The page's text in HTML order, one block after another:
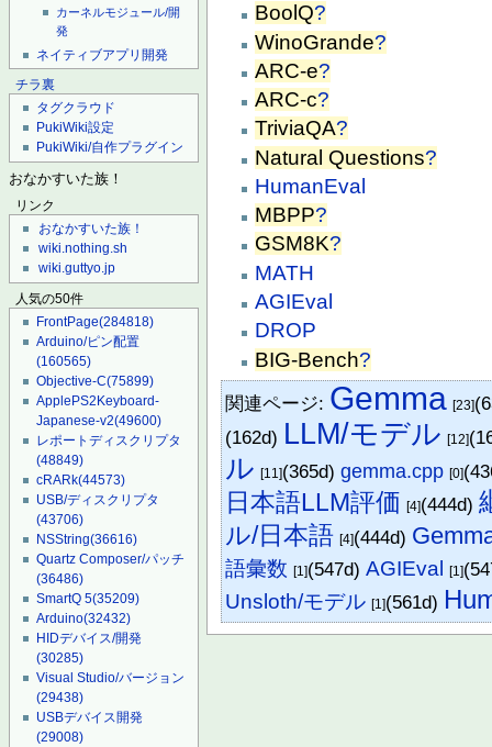
カーネルモジュール/開
発
ネイティブアプリ開発
チラ裏
タグクラウド
PukiWiki設定
PukiWiki/自作プラグイン
おなかすいた族！
リンク
おなかすいた族！
wiki.nothing.sh
wiki.guttyo.jp
人気の50件
FrontPage(284818)
Arduino/ピン配置
(160565)
Objective-C(75899)
ApplePS2Keyboard-
Japanese-v2(49600)
レポートディスクリプタ
(48849)
cRARk(44573)
USB/ディスクリプタ
(43706)
NSString(36616)
Quartz Composer/パッチ
(36486)
SmartQ 5(35209)
Arduino(32432)
HIDデバイス/開発
(30285)
Visual Studio/バージョン
(29438)
USBデバイス開発
(29008)
BoolQ?
WinoGrande?
ARC-e?
ARC-c?
TriviaQA?
Natural Questions?
HumanEval
MBPP?
GSM8K?
MATH
AGIEval
DROP
BIG-Bench?
関連ページ: Gemma [23]
(162d) LLM/モデル [12]
ル [11](365d)gemma.cpp [0]
日本語LLM評価 [4](444d)
ル/日本語 [4](444d)
語彙数 [1](547d)AGIEval [1]
Unsloth/モデル [1](561d)